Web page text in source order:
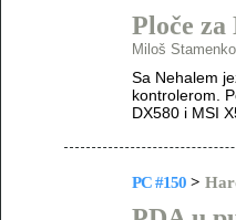
Ploče za
Miloš
Sa Nehalem
kontrolerom.
DX580 i MSI
PC #150 >